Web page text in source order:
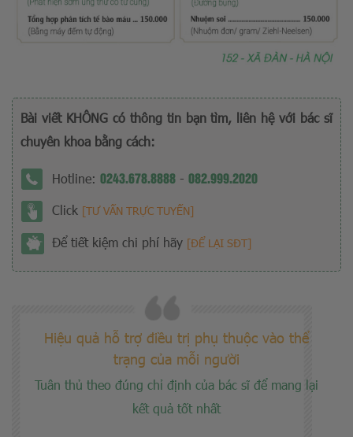
Bài viết KHÔNG có thông tin bạn tìm, liên hệ với bác sĩ
chuyên khoa bằng cách:
Hotline: 0243.678.8888 - 082.999.2020
Click [TƯ VẤN TRỰC TUYẾN]
Để tiết kiệm chi phí hãy [ĐỂ LẠI SĐT]
Hiệu quả hỗ trợ điều trị phụ thuộc vào thể
trạng của mỗi người
Tuân thủ theo đúng chỉ định của bác sĩ để mang lại
kết quả tốt nhất